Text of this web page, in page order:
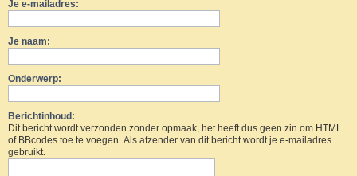
Je e-mailadres:
Je naam:
Onderwerp:
Berichtinhoud:
Dit bericht wordt verzonden zonder opmaak, het heeft dus geen zin om HTML
of BBcodes toe te voegen. Als afzender van dit bericht wordt je e-mailadres
gebruikt.